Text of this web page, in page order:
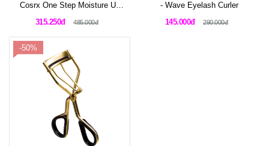
Cosrx One Step Moisture Up
315.250đ 485.000đ
- Wave Eyelash Curler
145.000đ
290.000đ
-50%